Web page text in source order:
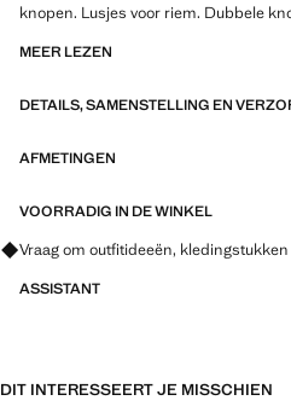
knopen. Lusjes voor riem. Dubbele
paspelzakken met knoop aan de
MEER LEZEN
DETAILS, SAMENSTELLING EN
AFMETINGEN
VOORRADIG IN DE WINKEL
Vraag om outfitideeën,
ASSISTANT
DIT INTERESSEERT JE MISSCHIEN